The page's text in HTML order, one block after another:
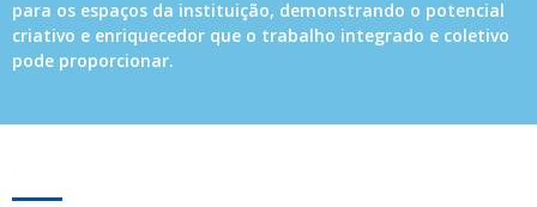
para os espaços da instituição, demonstrando o potencial
criativo e enriquecedor que o trabalho integrado e coletivo
pode proporcionar.